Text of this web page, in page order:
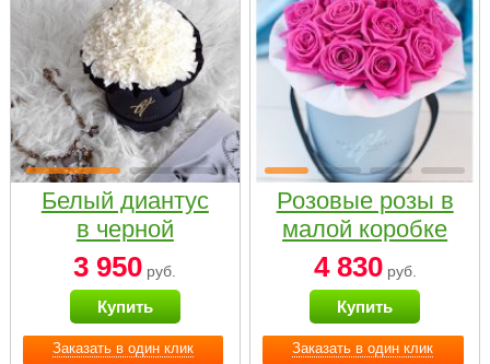
Заказать в один клик
Белый диантус
в черной
коробке Small
3 950 руб.
Купить
Заказать в один клик
Розовые розы в
малой коробке
4 830руб.
Купить